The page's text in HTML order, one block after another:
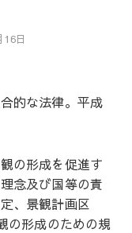
日
的な法律。平成
の形成を促進す
念及び国等の責
、景観計画区
の形成のための規